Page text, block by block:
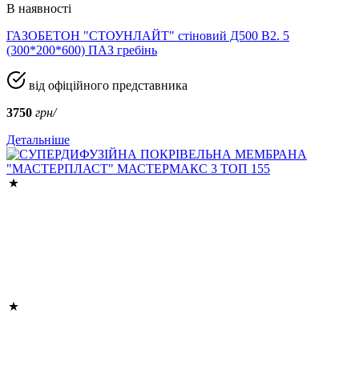
В наявності
ГАЗОБЕТОН "СТОУНЛАЙТ" стіновий Д500 В2. 5
(300*200*600) ПАЗ гребінь
від офіційного представника
3750 грн/
Детальніше